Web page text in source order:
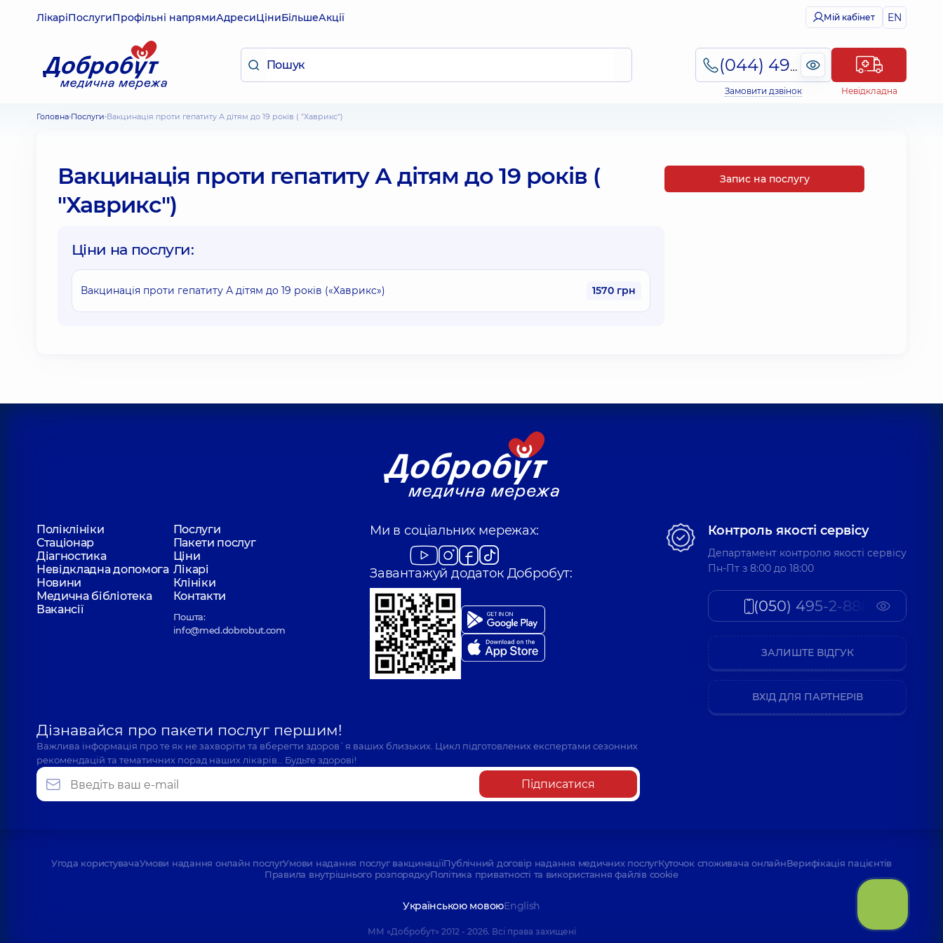
ЛікаріПослугиПрофільні напрямиАдресиЦіниБільшеАкції Мій кабінет EN
(044) 495-2-888
Замовити дзвінок Невідкладна
Головна Послуги Вакцинація проти гепатиту А дітям до 19 років ( "Хаврикс")
Вакцинація проти гепатиту А дітям до 19 років (
"Хаврикс")
Ціни на послуги:
Вакцинація проти гепатиту А дітям до 19 років («Хаврикс») 1570 грн
Запис на послугу
Поліклініки
Послуги
Стаціонар
Пакети послуг
Діагностика
Ціни
Невідкладна допомога Лікарі
Новини
Клініки
Медична бібліотека
Контакти
Вакансії
Пошта:
info@med.dobrobut.com
Ми в соціальних мережах:
Завантажуй додаток Добробут:
Дізнавайся про пакети послуг першим!
Важлива інформація про те як не захворіти та вберегти здоров`я ваших близьких. Цикл підготовлених експертами сезонних
рекомендацій та тематичних порад наших лікарів… Будьте здорові!
Підписатися
Контроль якості сервісу
Департамент контролю якості сервісу
Пн-Пт з 8:00 до 18:00
(050) 495-2-888
ЗАЛИШТЕ ВІДГУК
ВХІД ДЛЯ ПАРТНЕРІВ
Угода користувачаУмови надання онлайн послугУмови надання послуг вакцинаціїПублічний договір надання медичних послугКуточок споживача онлайнВерифікація пацієнтів
Правила внутрішнього розпорядкуПолітика приватності та використання файлів cookie
Українською мовоюEnglish
ММ «Добробут» 2012 - 2026. Всі права захищені